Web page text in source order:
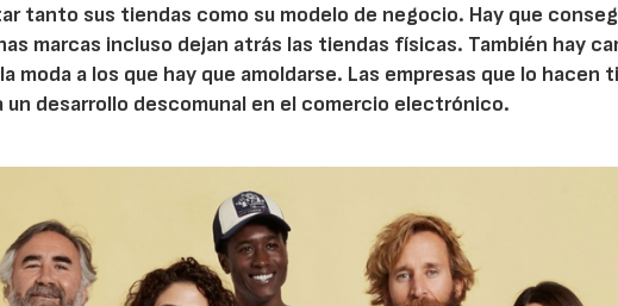
tanto sus tiendas como su modelo de negocio. Hay que
marcas incluso dejan atrás las tiendas físicas. También hay
moda a los que hay que amoldarse. Las empresas que lo hacen
un desarrollo descomunal en el comercio electrónico.